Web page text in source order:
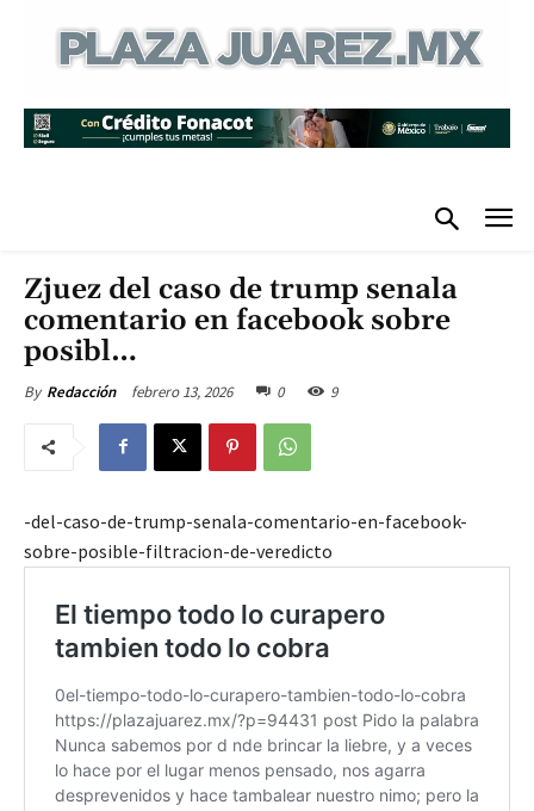
Zjuez del caso de trump senala
comentario en facebook sobre
posibl…
By Redacción febrero 13, 2026 0 9
-del-caso-de-trump-senala-comentario-en-facebook-
sobre-posible-filtracion-de-veredicto